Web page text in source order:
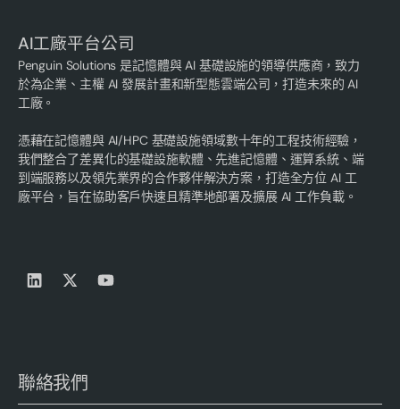
AI工廠平台公司
Penguin Solutions 是記憶體與 AI 基礎設施的領導供應商，致力
於為企業、主權 AI 發展計畫和新型態雲端公司，打造未來的 AI
工廠。
憑藉在記憶體與 AI/HPC 基礎設施領域數十年的工程技術經驗，
我們整合了差異化的基礎設施軟體、先進記憶體、運算系統、端
到端服務以及領先業界的合作夥伴解決方案，打造全方位 AI 工
廠平台，旨在協助客戶快速且精準地部署及擴展 AI 工作負載。
聯絡我們